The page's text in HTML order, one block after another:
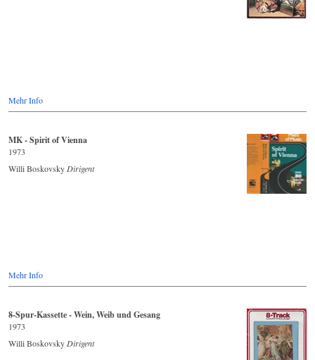
Mehr Info
MK - Spirit of Vienna
1973
Willi Boskovsky Dirigent
Mehr Info
8-Spur-Kassette - Wein, Weib und Gesang
1973
Willi Boskovsky Dirigent